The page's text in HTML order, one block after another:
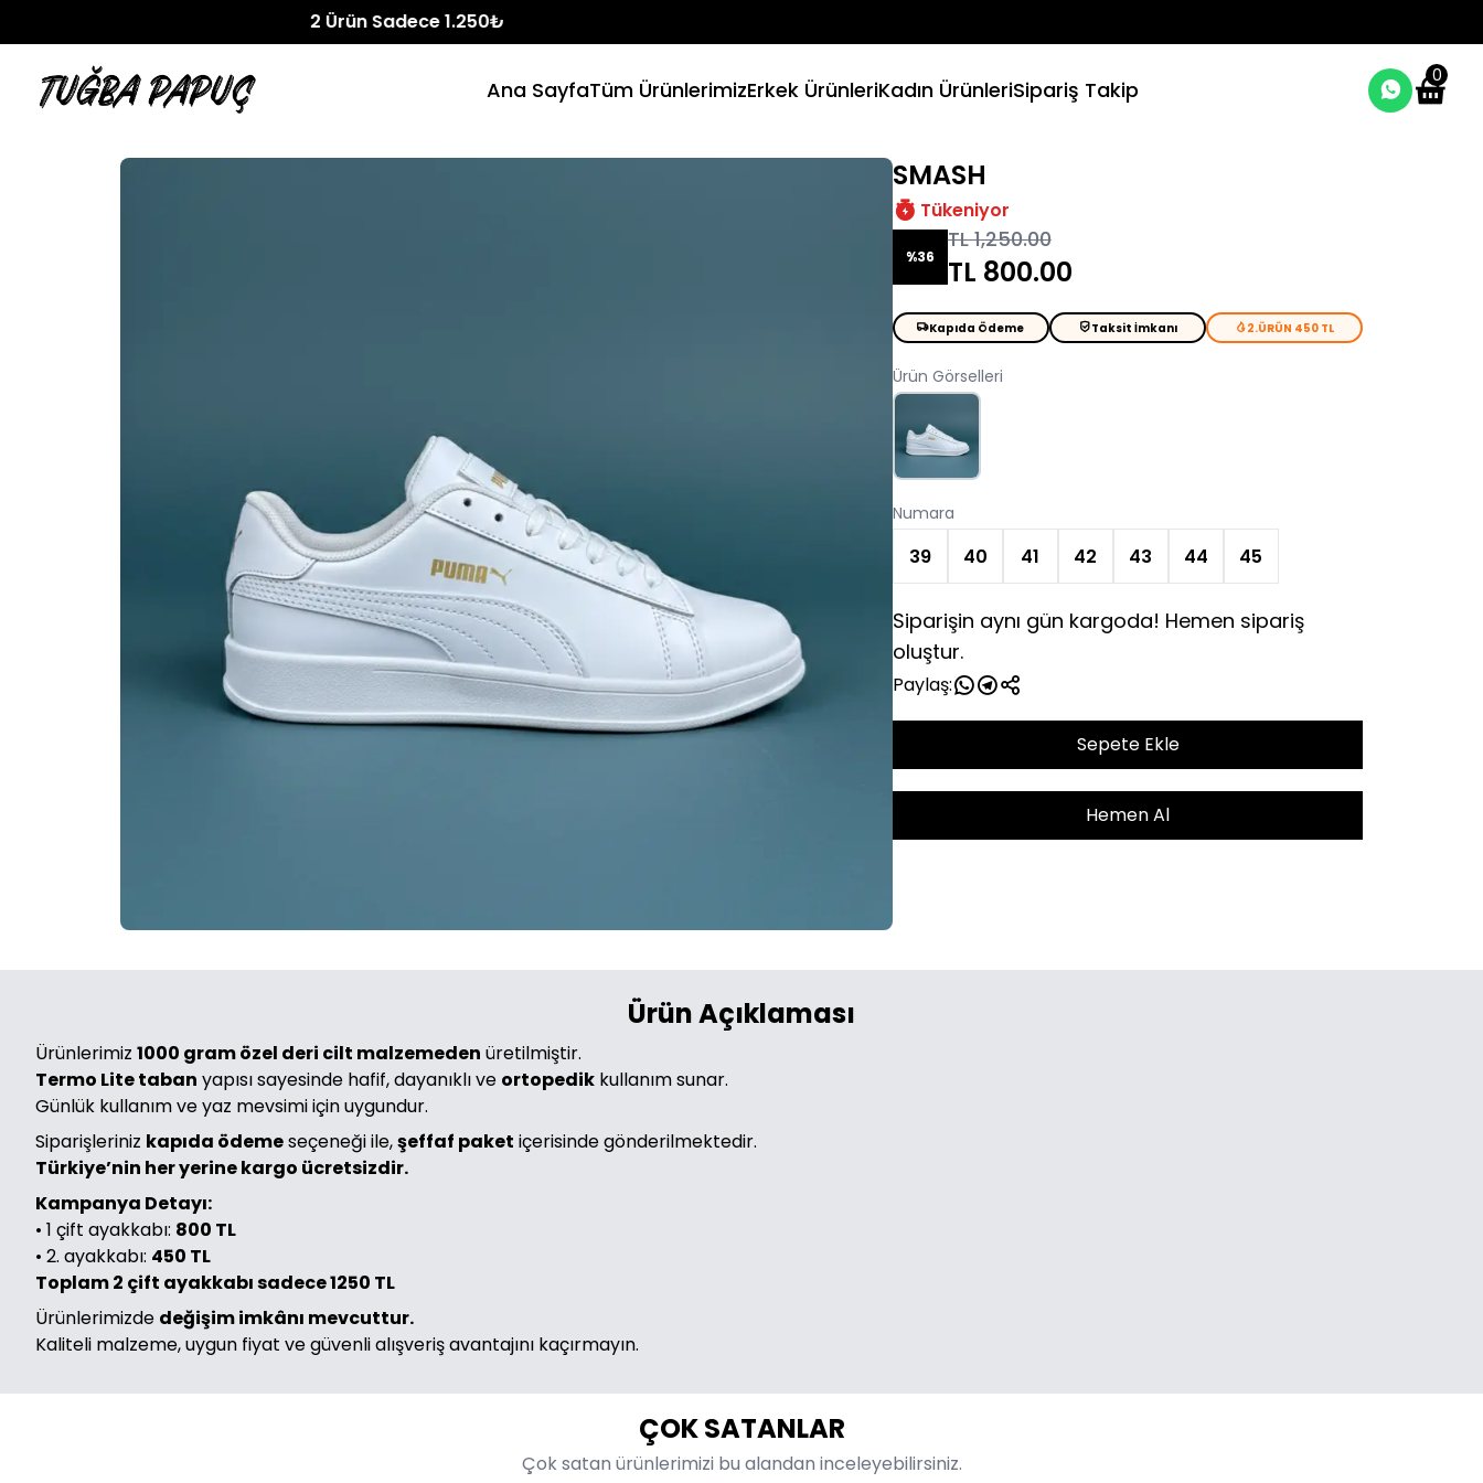
Ana SayfaTüm ÜrünlerimizErkek ÜrünleriKadın ÜrünleriSipariş Takip
0
SMASH
Tükeniyor
%36
TL 1,250.00
TL 800.00
Kapıda Ödeme Taksit İmkanı 2.ÜRÜN 450 TL
Ürün Görselleri
Numara
39 40 41 42 43 44 45
Siparişin aynı gün kargoda! Hemen sipariş
oluştur.
Paylaş:
Sepete Ekle
Hemen Al
Ürün Açıklaması
Ürünlerimiz 1000 gram özel deri cilt malzemeden üretilmiştir.
Termo Lite taban yapısı sayesinde hafif, dayanıklı ve ortopedik kullanım sunar.
Günlük kullanım ve yaz mevsimi için uygundur.
Siparişleriniz kapıda ödemeseçeneği ile,şeffaf paket içerisinde gönderilmektedir.
Türkiye’nin her yerine kargo ücretsizdir.
Kampanya Detayı:
• 1 çift ayakkabı: 800 TL
• 2. ayakkabı: 450 TL
Toplam 2 çift ayakkabı sadece 1250 TL
Ürünlerimizde değişim imkânı mevcuttur.
Kaliteli malzeme, uygun fiyat ve güvenli alışveriş avantajını kaçırmayın.
ÇOK SATANLAR
Çok satan ürünlerimizi bu alandan inceleyebilirsiniz.